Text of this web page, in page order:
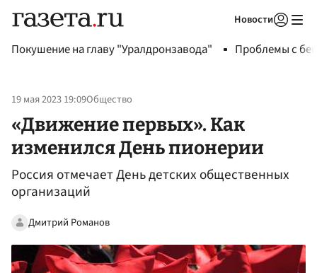
Новости
Покушение на главу "Уралдронзавода" Проблемы с
19 мая 2023 19:09Общество
«Движение первых». Как
изменился День пионерии
Россия отмечает День детских общественных
организаций
Дмитрий Романов